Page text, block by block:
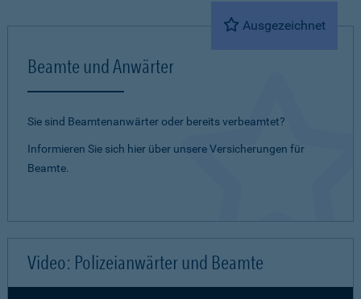
Ausgezeichnet
Beamte und Anwärter
Sie sind Beamtenanwärter oder bereits verbeamtet?
Informieren Sie sich hier über unsere Versicherungen für
Beamte.
Video: Polizeianwärter und Beamte